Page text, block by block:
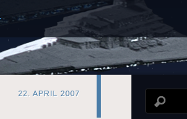
22. APRIL 2007